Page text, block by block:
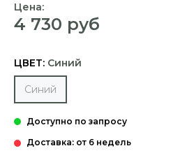
Цена:
4 730 руб
ЦВЕТ: Синий
Синий
Доставка: от 6 недель